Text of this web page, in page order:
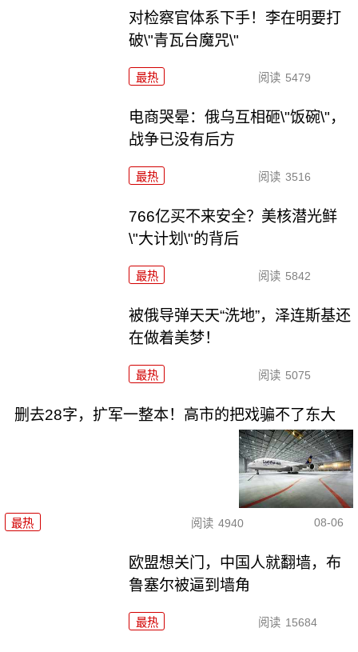
对检察官体系下手！李在明要打
破\"青瓦台魔咒\"
最热 阅读 5479
电商哭晕：俄乌互相砸\"饭碗\"，
战争已没有后方
最热 阅读 3516
766亿买不来安全？美核潜光鲜
\"大计划\"的背后
最热 阅读 5842
被俄导弹天天“洗地”，泽连斯基还
在做着美梦！
最热 阅读 5075
删去28字，扩军一整本！高市的把戏骗不了东大
最热 阅读 4940 08-06
欧盟想关门，中国人就翻墙，布
鲁塞尔被逼到墙角
最热 阅读 15684